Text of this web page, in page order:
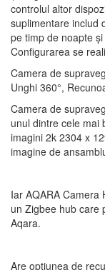
controlul altor
suplimentare includ
pe timp de noapte
Configurarea se
Camera de
Unghi 360°,
Camera de
unul dintre cele mai
imagini 2k 2304 x
imagine de
Iar AQARA Camera
un Zigbee hub care
Aqara.
Are opțiunea de